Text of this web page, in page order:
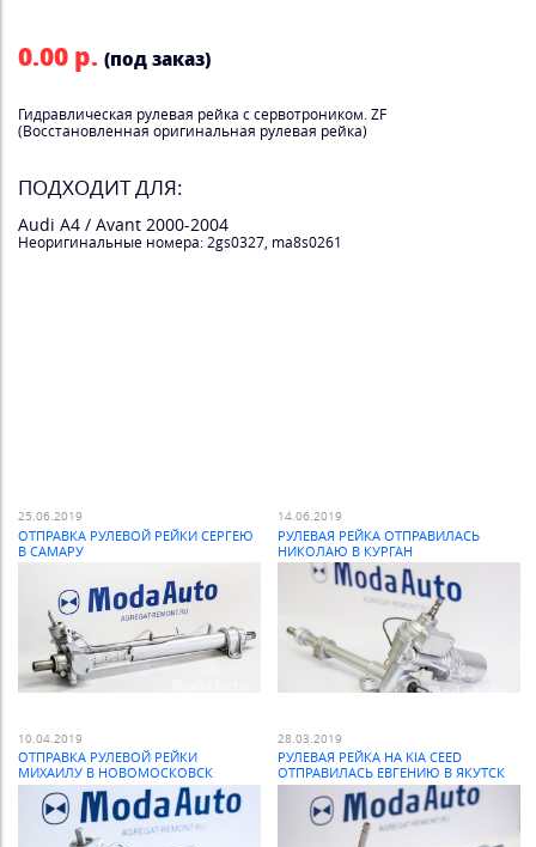
0.00 р. (под заказ)
Гидравлическая рулевая рейка с сервотроником. ZF
(Восстановленная оригинальная рулевая рейка)
ПОДХОДИТ ДЛЯ:
Audi A4 / Avant 2000-2004
Неоригинальные номера: 2gs0327, ma8s0261
25.06.2019
ОТПРАВКА РУЛЕВОЙ РЕЙКИ СЕРГЕЮ
В САМАРУ
14.06.2019
РУЛЕВАЯ РЕЙКА ОТПРАВИЛАСЬ
НИКОЛАЮ В КУРГАН
10.04.2019
ОТПРАВКА РУЛЕВОЙ РЕЙКИ
МИХАИЛУ В НОВОМОСКОВСК
28.03.2019
РУЛЕВАЯ РЕЙКА НА KIA CEED
ОТПРАВИЛАСЬ ЕВГЕНИЮ В ЯКУТСК